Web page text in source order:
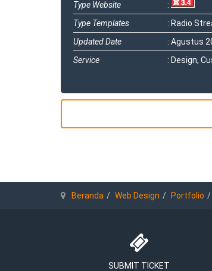
Type Website
:
Type Templates
:Radio
Updated Date
:Agustus
Service
:Design,
Beranda Web Design Portfolio
SUBMIT TICKET